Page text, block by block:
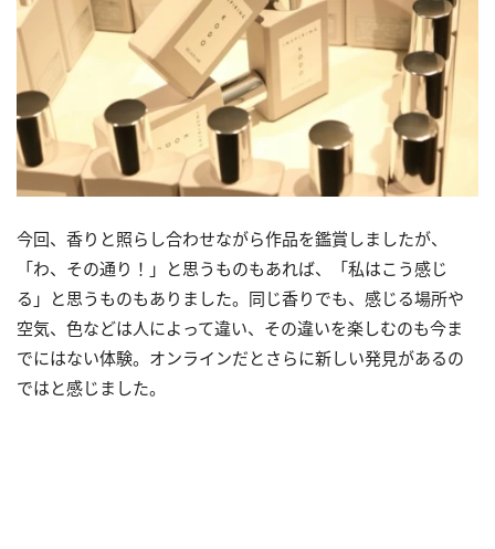
今回、香りと照らし合わせながら作品を鑑賞しましたが、
「わ、その通り！」と思うものもあれば、「私はこう感じ
る」と思うものもありました。同じ香りでも、感じる場所や
空気、色などは人によって違い、その違いを楽しむのも今ま
でにはない体験。オンラインだとさらに新しい発見があるの
ではと感じました。